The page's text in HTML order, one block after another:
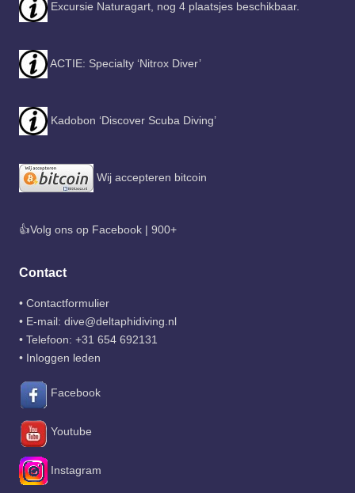
Excursie Naturagart, nog 4 plaatsjes beschikbaar.
ACTIE: Specialty ‘Nitrox Diver’
Kadobon ‘Discover Scuba Diving’
Wij accepteren bitcoin
👍Volg ons op Facebook | 900+
Contact
• Contactformulier
• E-mail: dive@deltaphidiving.nl
• Telefoon: +31 654 692131
• Inloggen leden
Facebook
Youtube
Instagram